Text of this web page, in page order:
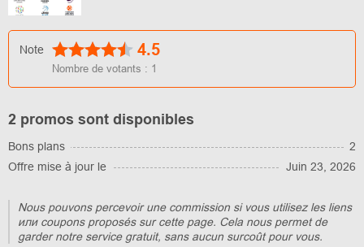
Note 4.5
Nombre de votants : 1
2 promos sont disponibles
Bons plans
2
Offre mise à jour le
Juin 23, 2026
Nous pouvons percevoir une commission si vous utilisez les liens
или coupons proposés sur cette page. Cela nous permet de
garder notre service gratuit, sans aucun surcoût pour vous.